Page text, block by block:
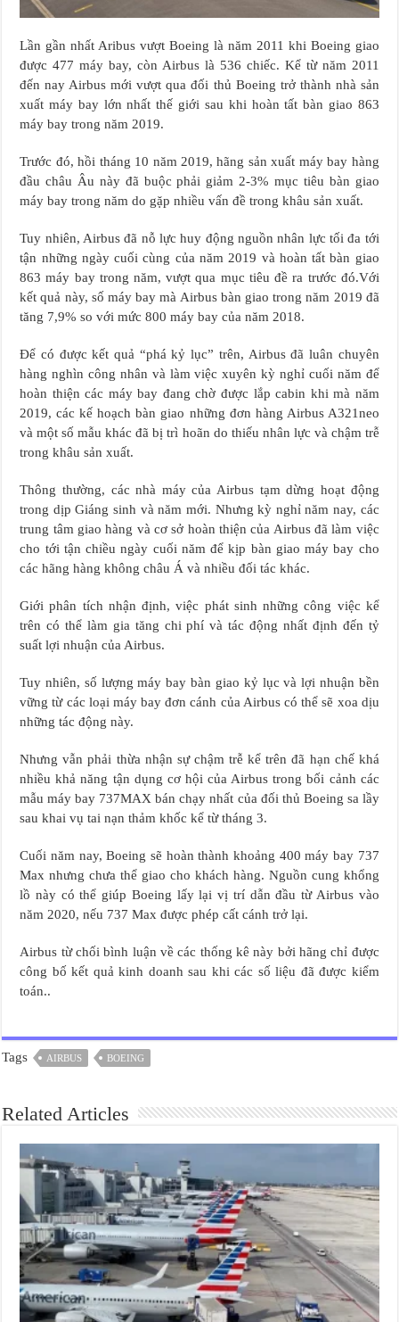
Lần gần nhất Aribus vượt Boeing là năm 2011 khi Boeing giao
được 477 máy bay, còn Airbus là 536 chiếc. Kể từ năm 2011
đến nay Airbus mới vượt qua đối thủ Boeing trở thành nhà sản
xuất máy bay lớn nhất thế giới sau khi hoàn tất bàn giao 863
máy bay trong năm 2019.
Trước đó, hồi tháng 10 năm 2019, hãng sản xuất máy bay hàng
đầu châu Âu này đã buộc phải giảm 2-3% mục tiêu bàn giao
máy bay trong năm do gặp nhiều vấn đề trong khâu sản xuất.
Tuy nhiên, Airbus đã nỗ lực huy động nguồn nhân lực tối đa tới
tận những ngày cuối cùng của năm 2019 và hoàn tất bàn giao
863 máy bay trong năm, vượt qua mục tiêu đề ra trước đó.Với
kết quả này, số máy bay mà Airbus bàn giao trong năm 2019 đã
tăng 7,9% so với mức 800 máy bay của năm 2018.
Để có được kết quả “phá kỷ lục” trên, Airbus đã luân chuyên
hàng nghìn công nhân và làm việc xuyên kỳ nghỉ cuối năm để
hoàn thiện các máy bay đang chờ được lắp cabin khi mà năm
2019, các kế hoạch bàn giao những đơn hàng Airbus A321neo
và một số mẫu khác đã bị trì hoãn do thiếu nhân lực và chậm trễ
trong khâu sản xuất.
Thông thường, các nhà máy của Airbus tạm dừng hoạt động
trong dịp Giáng sinh và năm mới. Nhưng kỳ nghỉ năm nay, các
trung tâm giao hàng và cơ sở hoàn thiện của Airbus đã làm việc
cho tới tận chiều ngày cuối năm để kịp bàn giao máy bay cho
các hãng hàng không châu Á và nhiều đối tác khác.
Giới phân tích nhận định, việc phát sinh những công việc kể
trên có thể làm gia tăng chi phí và tác động nhất định đến tỷ
suất lợi nhuận của Airbus.
Tuy nhiên, số lượng máy bay bàn giao kỷ lục và lợi nhuận bền
vững từ các loại máy bay đơn cánh của Airbus có thể sẽ xoa dịu
những tác động này.
Nhưng vẫn phải thừa nhận sự chậm trễ kể trên đã hạn chế khá
nhiều khả năng tận dụng cơ hội của Airbus trong bối cảnh các
mẫu máy bay 737MAX bán chạy nhất của đối thủ Boeing sa lầy
sau khai vụ tai nạn thảm khốc kể từ tháng 3.
Cuối năm nay, Boeing sẽ hoàn thành khoảng 400 máy bay 737
Max nhưng chưa thể giao cho khách hàng. Nguồn cung khổng
lồ này có thể giúp Boeing lấy lại vị trí dẫn đầu từ Airbus vào
năm 2020, nếu 737 Max được phép cất cánh trở lại.
Airbus từ chối bình luận về các thống kê này bởi hãng chỉ được
công bố kết quả kinh doanh sau khi các số liệu đã được kiểm
toán..
Tags AIRBUS BOEING
Related Articles